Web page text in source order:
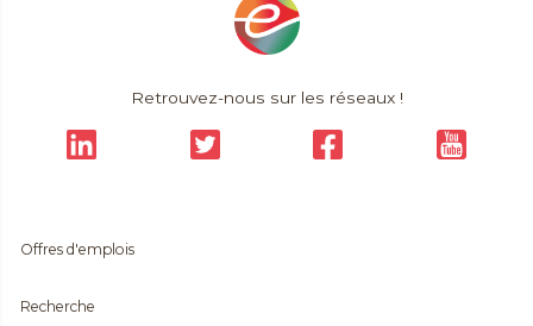
Retrouvez-nous sur les réseaux !
Offres d'emplois
Recherche